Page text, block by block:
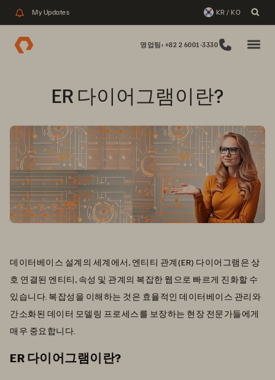
My Updates KR / KO
영업팀: +82 2 6001-3330
ER 다이어그램이란?
데이터베이스 설계의 세계에서, 엔티티 관계(ER) 다이어그램은 상
호 연결된 엔티티, 속성 및 관계의 복잡한 웹으로 빠르게 진화할 수
있습니다. 복잡성을 이해하는 것은 효율적인 데이터베이스 관리와
간소화된 데이터 모델링 프로세스를 보장하는 현장 전문가들에게
매우 중요합니다.
ER 다이어그램이란?